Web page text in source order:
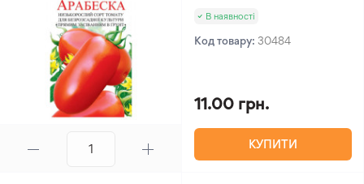
В наявності
Код товару: 30484
11.00 грн.
КУПИТИ